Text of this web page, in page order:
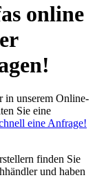
online
in unserem Online-
Sie eine
eine Anfrage!
finden Sie
und haben